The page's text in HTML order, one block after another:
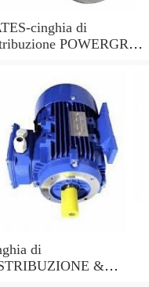
cinghia di
POWERGRIP
di
&